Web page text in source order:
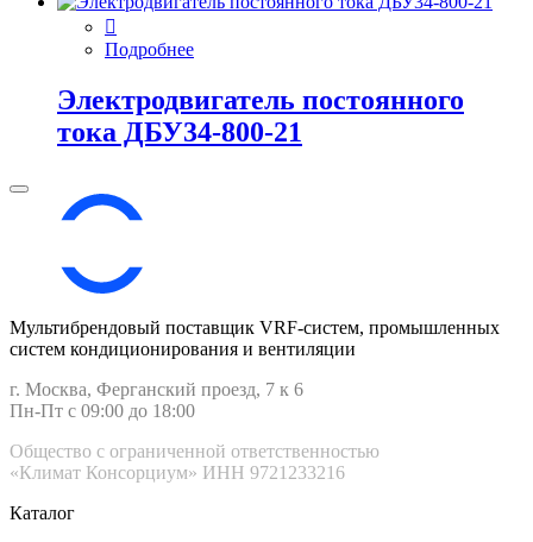
Подробнее
Электродвигатель постоянного
тока ДБУ34‑800‑21
Мультибрендовый поставщик VRF-cистем, промышленных
систем кондиционирования и вентиляции
г. Москва, Ферганский проезд, 7 к 6
Пн-Пт с 09:00 до 18:00
Общество с ограниченной ответственностью
«Климат Консорциум» ИНН 9721233216
Каталог